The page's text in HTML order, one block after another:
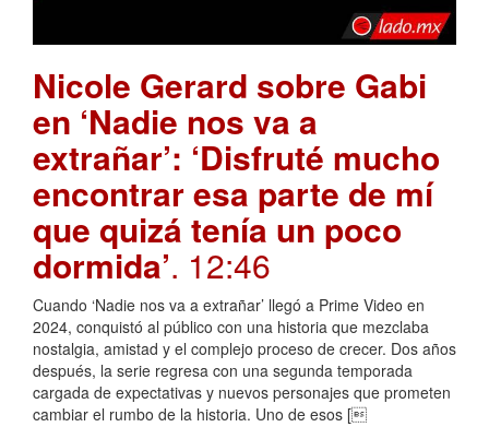
Nicole Gerard sobre Gabi
en ‘Nadie nos va a
extrañar’: ‘Disfruté mucho
encontrar esa parte de mí
que quizá tenía un poco
dormida’. 12:46
Cuando ‘Nadie nos va a extrañar’ llegó a Prime Video en
2024, conquistó al público con una historia que mezclaba
nostalgia, amistad y el complejo proceso de crecer. Dos años
después, la serie regresa con una segunda temporada
cargada de expectativas y nuevos personajes que prometen
cambiar el rumbo de la historia. Uno de esos [